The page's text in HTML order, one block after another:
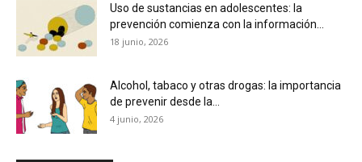
Uso de sustancias en adolescentes: la
prevención comienza con la información...
18 junio, 2026
Alcohol, tabaco y otras drogas: la importancia
de prevenir desde la...
4 junio, 2026